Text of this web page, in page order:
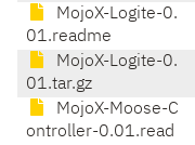
MojoX-Logite-0.
01.readme
MojoX-Logite-0.
01.tar.gz
MojoX-Moose-C
ontroller-0.01.read